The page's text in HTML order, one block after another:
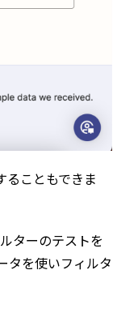
ることもできま
ターのテストを
タを使いフィルタ